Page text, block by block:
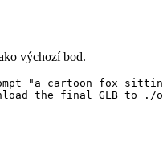
výchozí bod.
"a cartoon fox